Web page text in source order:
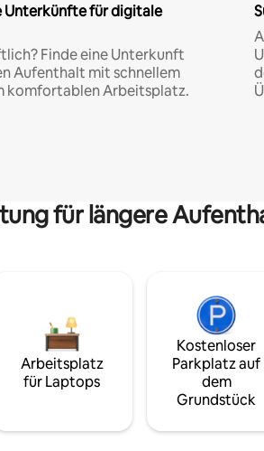
für digitale
Finde eine Unterkunft
Aufenthalt mit schnellem
komfortablen Arbeitsplatz.
für längere
Arbeitsplatz
für Laptops
Kostenloser
Parkplatz auf
dem
Grundstück